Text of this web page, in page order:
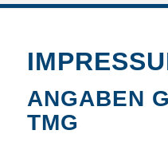
ANGABEN
MG